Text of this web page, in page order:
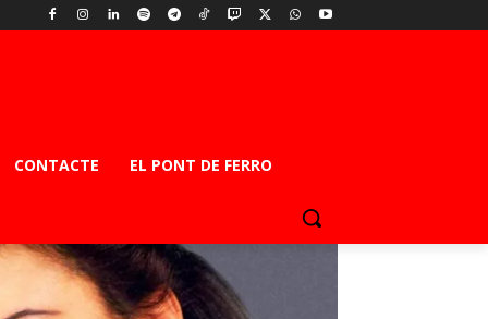
CONTACTE EL PONT DE FERRO